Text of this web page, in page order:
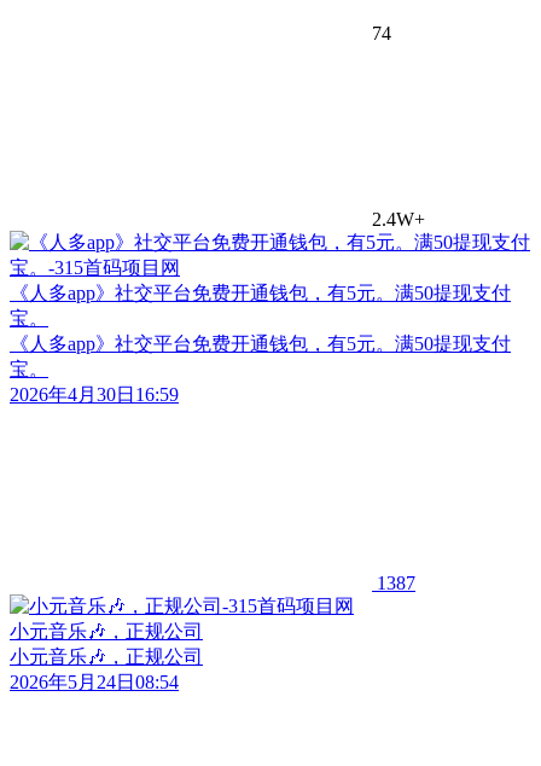
74
2.4W+
《人多app》社交平台免费开通钱包，有5元。满50提现支付
宝。
《人多app》社交平台免费开通钱包，有5元。满50提现支付
宝。
2026年4月30日16:59
1387
小元音乐🎶，正规公司
小元音乐🎶，正规公司
2026年5月24日08:54